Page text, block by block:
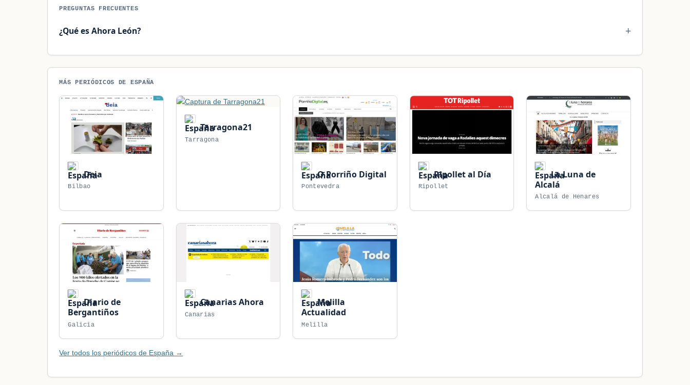
PREGUNTAS FRECUENTES
¿Qué es Ahora León?
MÁS PERIÓDICOS DE ESPAÑA
Deia
Bilbao
Tarragona21
Tarragona
O Porriño Digital
Pontevedra
Ripollet al Día
Ripollet
La Luna de
Alcalá
Alcalá de Henares
Diario de
Bergantiños
Galicia
Canarias Ahora
Canarias
Melilla
Actualidad
Melilla
Ver todos los periódicos de España →